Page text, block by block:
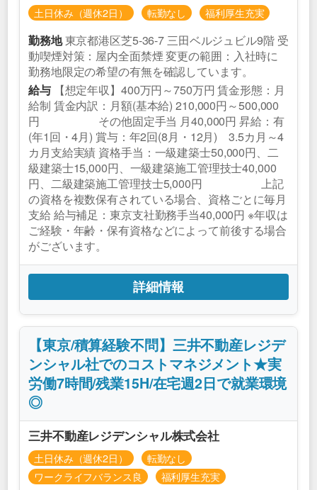
土日休み（週休2日） 転勤なし 福利厚生充実
勤務地東京都港区芝5‐36-7 三田ベルジュビル9階 受
動喫煙対策：屋内全面禁煙 変更の範囲：入社時に
勤務地限定の希望の有無を確認しています。
給与【想定年収】400万円～750万円 賃金形態：月
給制 賃金内訳：月額(基本給) 210,000円～500,000
円 その他固定手当 月40,000円 昇給：有
(年1回・4月) 賞与：年2回(8月・12月) 3.5カ月～4
カ月支給実績 資格手当：一級建築士50,000円、二
級建築士15,000円、一級建築施工管理技士40,000
円、二級建築施工管理技士5,000円 上記
の資格を複数保有されている場合、資格ごとに毎月
支給 給与補足：東京支社勤務手当40,000円 ※年収は
ご経験・年齢・保有資格などによって前後する場合
がございます。
詳細情報
【東京/積算経験不問】三井不動産レジデ
ンシャル社でのコストマネジメント★実
労働7時間/残業15H/在宅週2日で就業環境
◎
三井不動産レジデンシャル株式会社
土日休み（週休2日）
転勤なし
ワークライフバランス良
福利厚生充実